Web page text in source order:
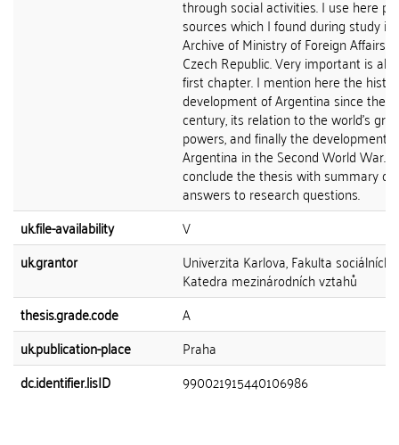
through social activities. I use here
sources which I found during study
Archive of Ministry of Foreign Affairs
Czech Republic. Very important is
first chapter. I mention here the
development of Argentina since the
century, its relation to the world's
powers, and finally the development
Argentina in the Second World War. I
conclude the thesis with summary of
answers to research questions.
uk.file-availability
V
uk.grantor
Univerzita Karlova, Fakulta sociálních
Katedra mezinárodních vztahů
thesis.grade.code
A
uk.publication-place
Praha
dc.identifier.lisID
990021915440106986